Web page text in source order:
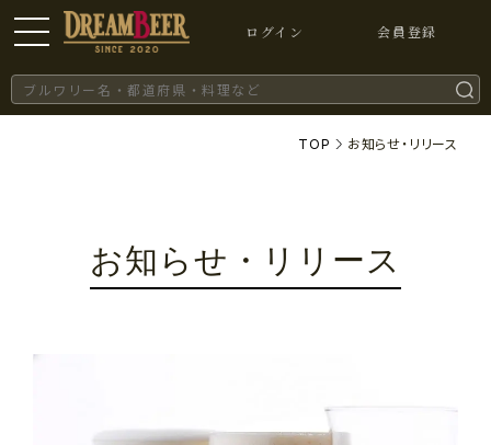
ログイン 会員登録
TOP お知らせ・リリース
お知らせ・リリース